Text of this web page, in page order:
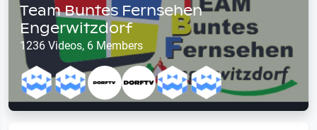
Team Buntes Fernsehen
Engerwitzdorf
1236 Videos, 6 Members